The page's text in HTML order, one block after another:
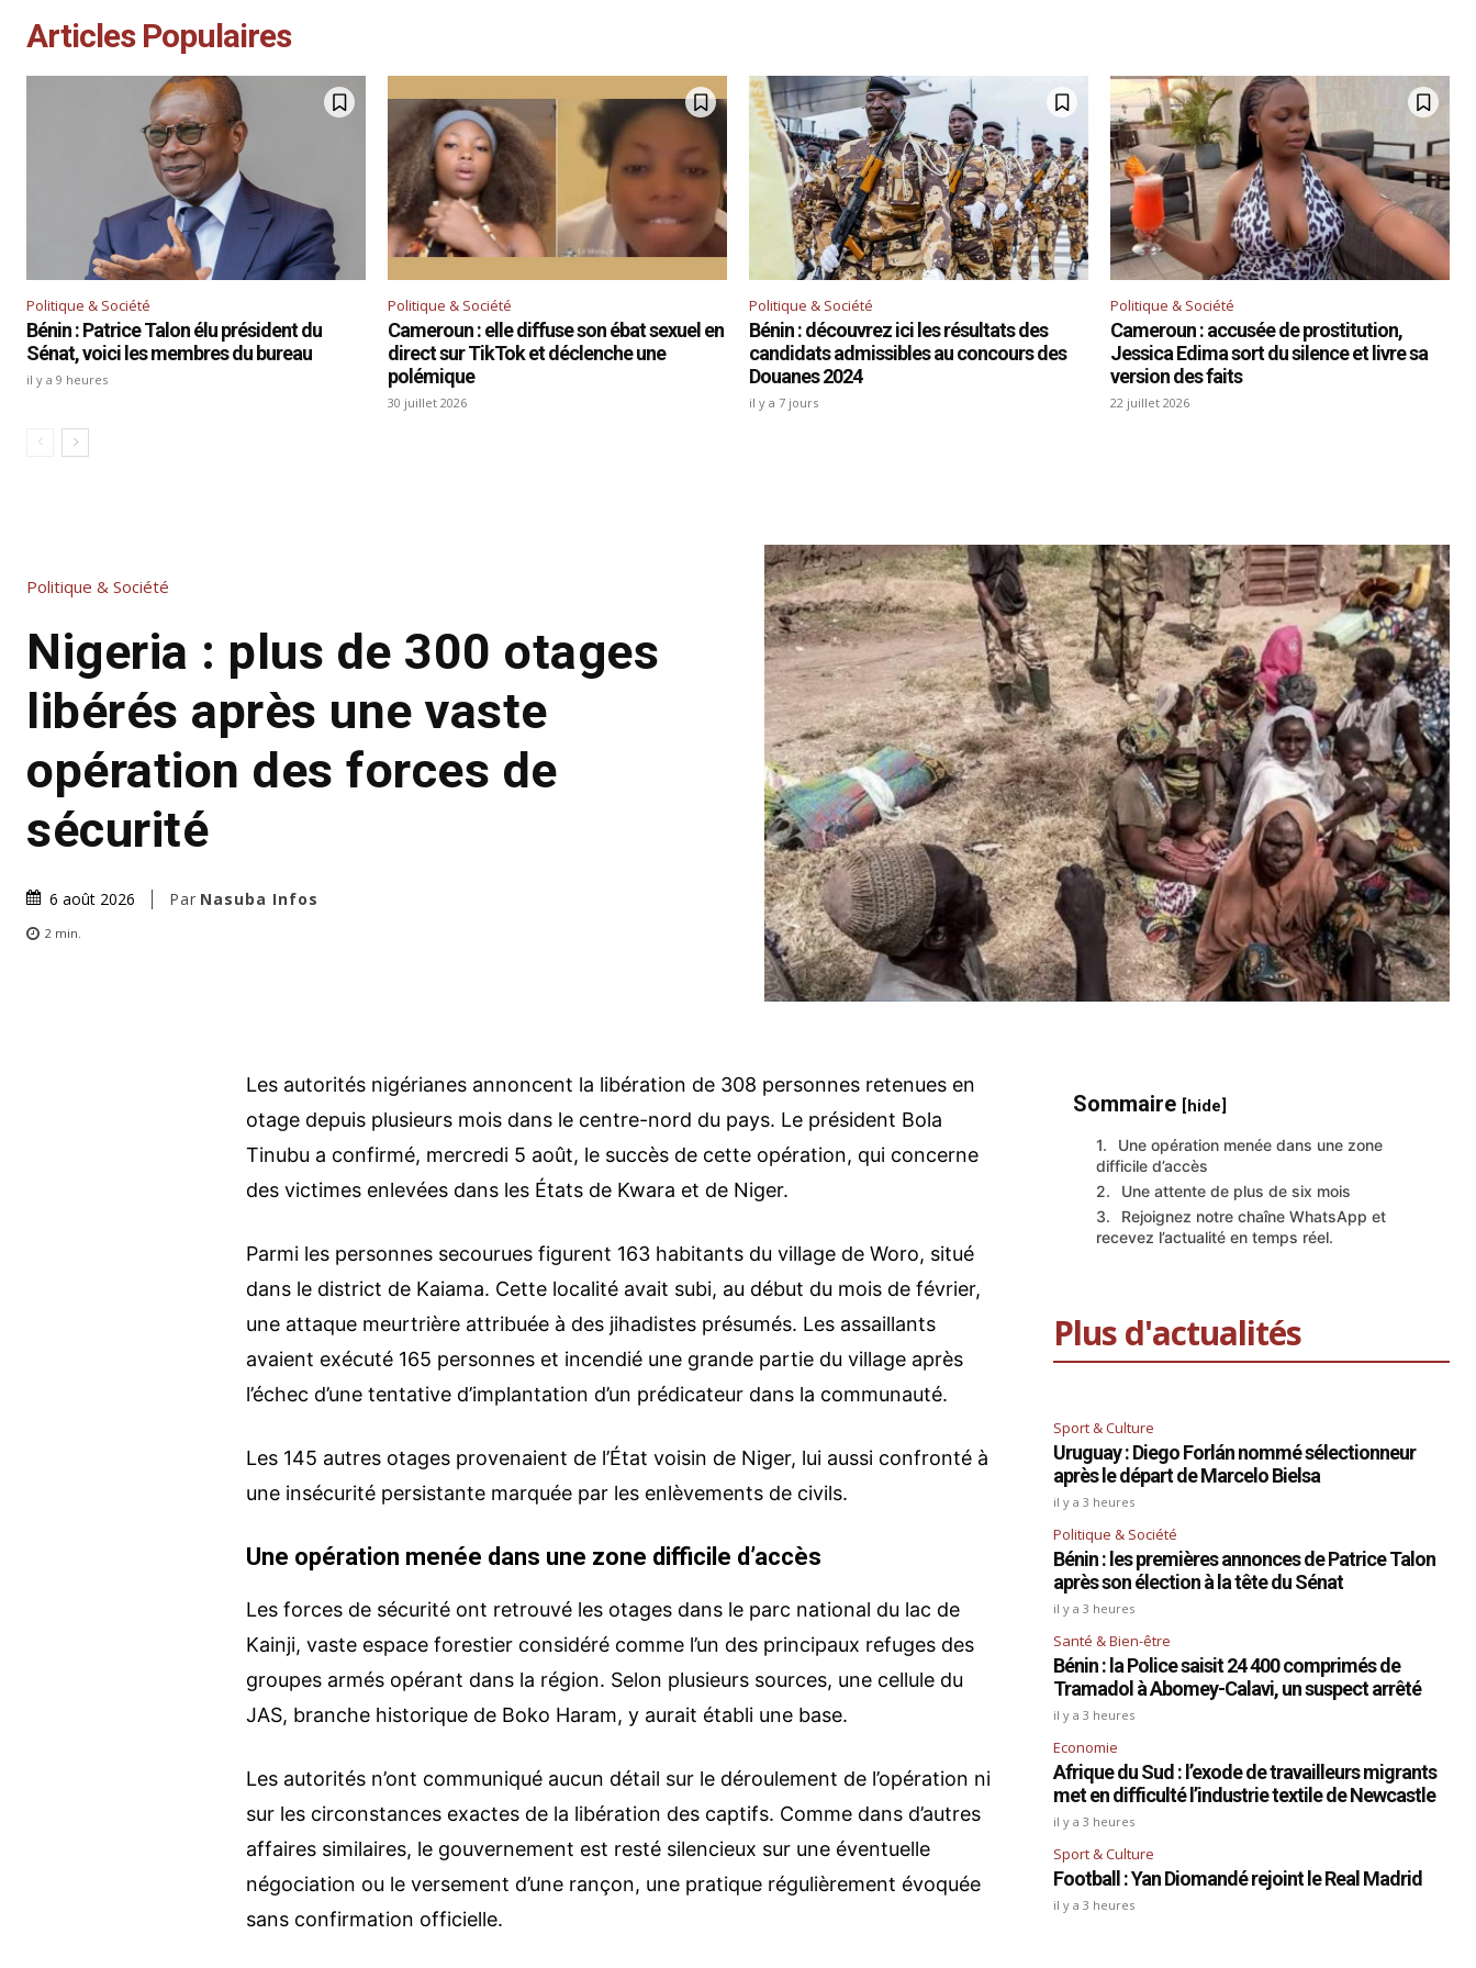
Articles Populaires
Politique & Société
Bénin : Patrice Talon élu président du
Sénat, voici les membres du bureau
il y a 9 heures
Politique & Société
Cameroun : elle diffuse son ébat sexuel en
direct sur TikTok et déclenche une
polémique
30 juillet 2026
Politique & Société
Bénin : découvrez ici les résultats des
candidats admissibles au concours des
Douanes 2024
il y a 7 jours
Politique & Société
Cameroun : accusée de prostitution,
Jessica Edima sort du silence et livre sa
version des faits
22 juillet 2026